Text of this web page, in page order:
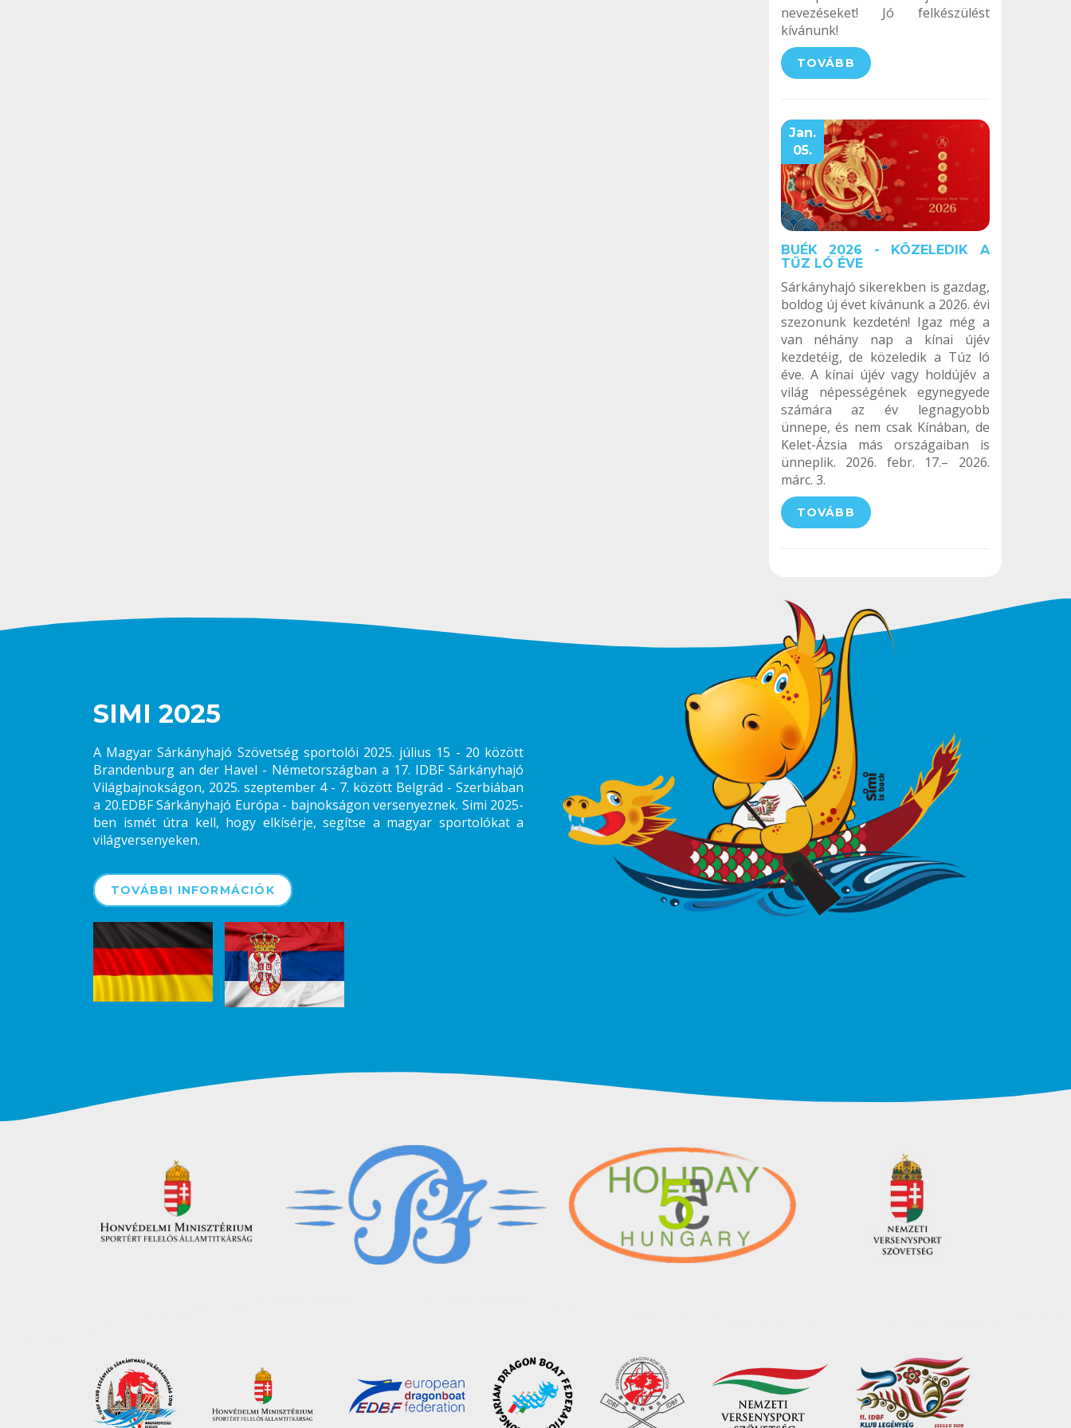
nevezéseket! Jó felkészülést
kívánunk!
TOVÁBB
Jan.
05.
BUÉK 2026 - KÖZELEDIK A
TŰZ LÓ ÉVE
Sárkányhajó sikerekben is gazdag,
boldog új évet kívánunk a 2026. évi
szezonunk kezdetén! Igaz még a
van néhány nap a kínai újév
kezdetéig, de közeledik a Túz ló
éve. A kínai újév vagy holdújév a
világ népességének egynegyede
számára az év legnagyobb
ünnepe, és nem csak Kínában, de
Kelet-Ázsia más országaiban is
ünneplik. 2026. febr. 17.– 2026.
márc. 3.
TOVÁBB
SIMI 2025
A Magyar Sárkányhajó Szövetség sportolói 2025. július 15 - 20 között
Brandenburg an der Havel - Németországban a 17. IDBF Sárkányhajó
Világbajnokságon, 2025. szeptember 4 - 7. között Belgrád - Szerbiában
a 20.EDBF Sárkányhajó Európa - bajnokságon versenyeznek. Simi 2025-
ben ismét útra kell, hogy elkísérje, segítse a magyar sportolókat a
világversenyeken.
TOVÁBBI INFORMÁCIÓK